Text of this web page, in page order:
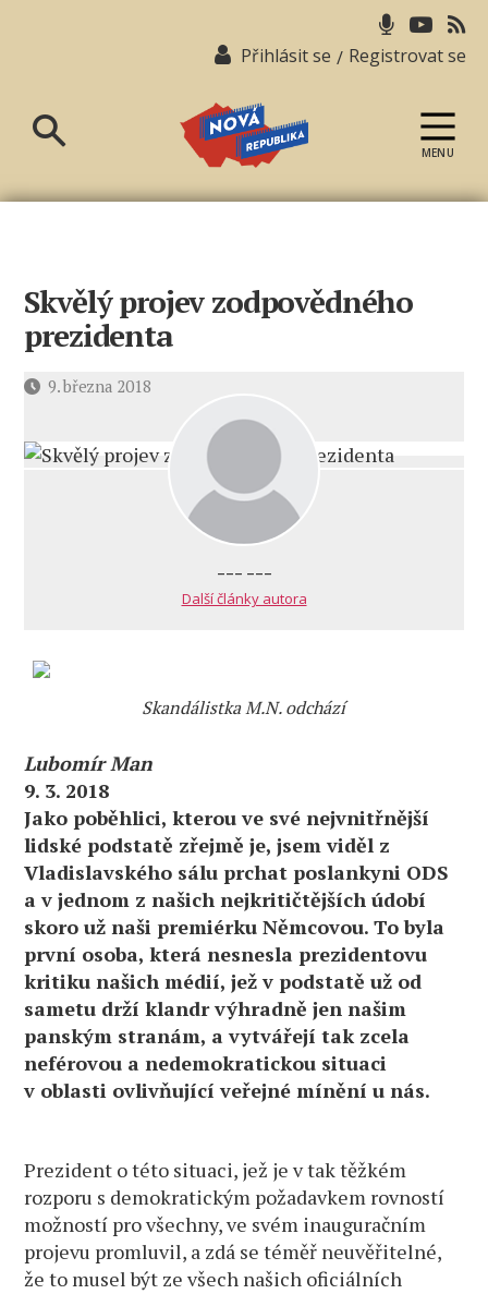
Přihlásit se / Registrovat se
republika
MENU
Skvělý projev zodpovědného
prezidenta
Datum9. března 2018
--- ---
Další články autora
Skandálistka M.N. odchází
Lubomír Man
9. 3. 2018
Jako poběhlici, kterou ve své nejvnitřnější
lidské podstatě zřejmě je, jsem viděl z
Vladislavského sálu prchat poslankyni ODS
a v jednom z našich nejkritičtějších údobí
skoro už naši premiérku Němcovou. To byla
první osoba, která nesnesla prezidentovu
kritiku našich médií, jež v podstatě už od
sametu drží klandr výhradně jen našim
panským stranám, a vytvářejí tak zcela
neférovou a nedemokratickou situaci
v oblasti ovlivňující veřejné mínění u nás.
Prezident o této situaci, jež je v tak těžkém
rozporu s demokratickým požadavkem rovností
možností pro všechny, ve svém inauguračním
projevu promluvil, a zdá se téměř neuvěřitelné,
že to musel být ze všech našich oficiálních